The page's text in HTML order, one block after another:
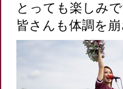
とっても楽しみ
皆さんも体調を